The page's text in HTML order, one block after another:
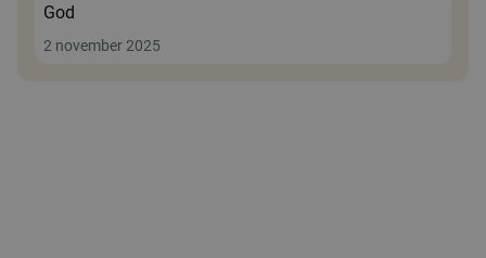
God
2 november 2025